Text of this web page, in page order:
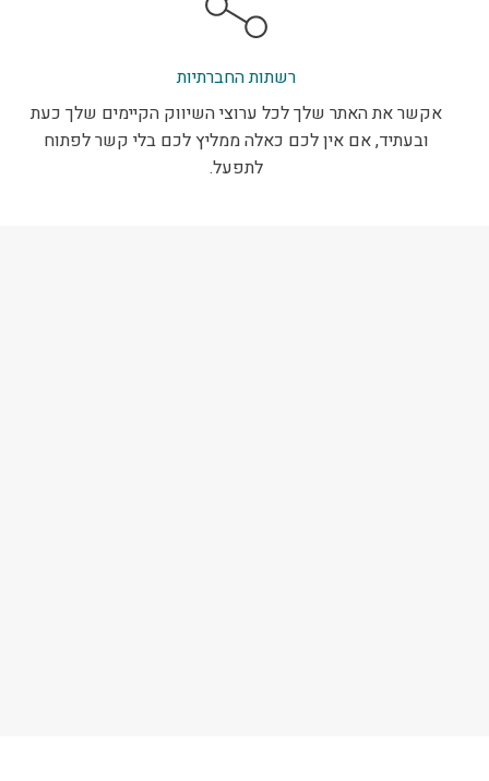
רשתות החברתיות
אקשר את האתר שלך לכל ערוצי השיווק הקיימים שלך כעת
ובעתיד, אם אין לכם כאלה ממליץ לכם בלי קשר לפתוח
לתפעל.